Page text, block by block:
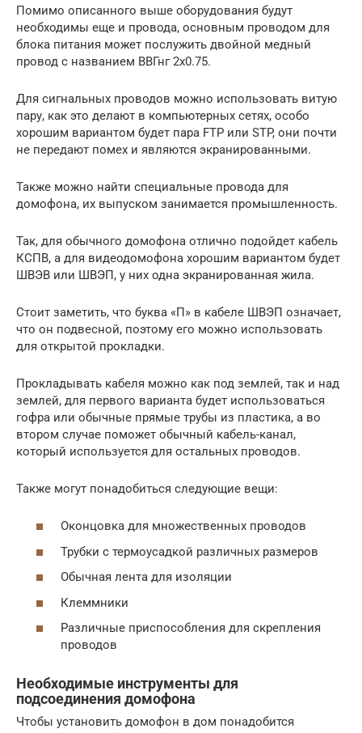
Помимо описанного выше оборудования будут
необходимы еще и провода, основным проводом для
блока питания может послужить двойной медный
провод с названием ВВГнг 2х0.75.
Для сигнальных проводов можно использовать витую
пару, как это делают в компьютерных сетях, особо
хорошим вариантом будет пара FTP или STP, они почти
не передают помех и являются экранированными.
Также можно найти специальные провода для
домофона, их выпуском занимается промышленность.
Так, для обычного домофона отлично подойдет кабель
КСПВ, а для видеодомофона хорошим вариантом будет
ШВЭВ или ШВЭП, у них одна экранированная жила.
Стоит заметить, что буква «П» в кабеле ШВЭП означает,
что он подвесной, поэтому его можно использовать
для открытой прокладки.
Прокладывать кабеля можно как под землей, так и над
землей, для первого варианта будет использоваться
гофра или обычные прямые трубы из пластика, а во
втором случае поможет обычный кабель-канал,
который используется для остальных проводов.
Также могут понадобиться следующие вещи:
Оконцовка для множественных проводов
Трубки с термоусадкой различных размеров
Обычная лента для изоляции
Клеммники
Различные приспособления для скрепления
проводов
Необходимые инструменты для
подсоединения домофона
Чтобы установить домофон в дом понадобится